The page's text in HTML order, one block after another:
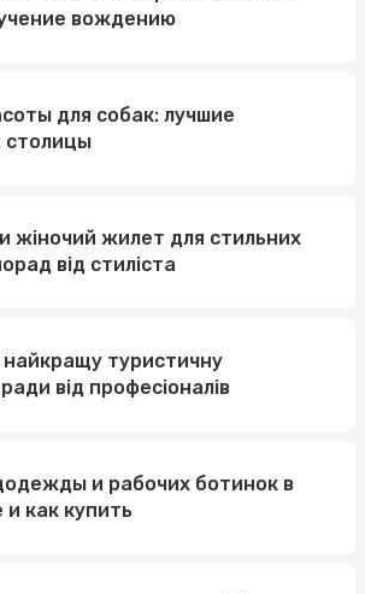
вождению
для собак: лучшие
столицы
жіночий жилет для стильних
від стиліста
туристичну
від професіоналів
и рабочих ботинок в
и как купить